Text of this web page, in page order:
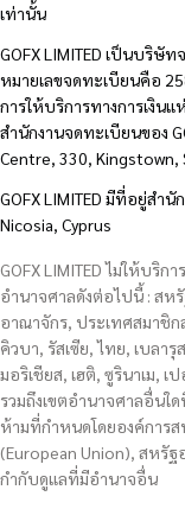
เท่านั้น
GOFX LIMITED เป็นบริษั
หมายเลขจดทะเบียนคือ
การให้บริการทางการเงินแ
สำนักงานจดทะเบียนของ
Centre, 330, Kingstown,
GOFX LIMITED มีที่อยู่สำ
Nicosia, Cyprus
GOFX LIMITED ไม่ให้บ
อำนาจศาลดังต่อไปนี้ : สห
อาณาจักร, ประเทศสมาชิก
คิวบา, รัสเซีย, ไทย, เบลา
มอริเชียส, เฮติ, ซูรินาเม,
รวมถึงเขตอำนาจศาลอื่นใ
ห้ามที่กำหนดโดยองค์การ
(European Union), สหรัฐ
กำกับดูแลที่มีอำนาจอื่น